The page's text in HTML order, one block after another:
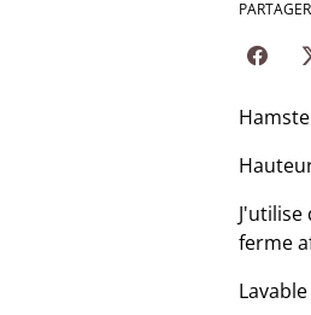
PARTAGER
ferme